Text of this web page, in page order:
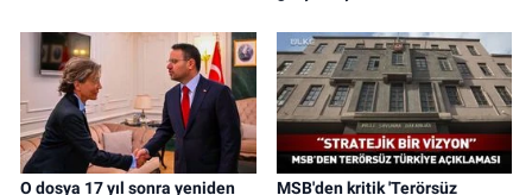
O dosya 17 yıl sonra yeniden MSB'den kritik 'Terörsüz